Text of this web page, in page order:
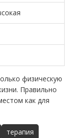
физическую
Правильно
как для
терапия